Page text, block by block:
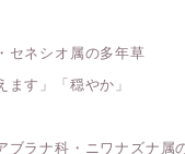
セネシオ属の多年草
す」「穏やか」
ブラナ科・ニワナズナ属